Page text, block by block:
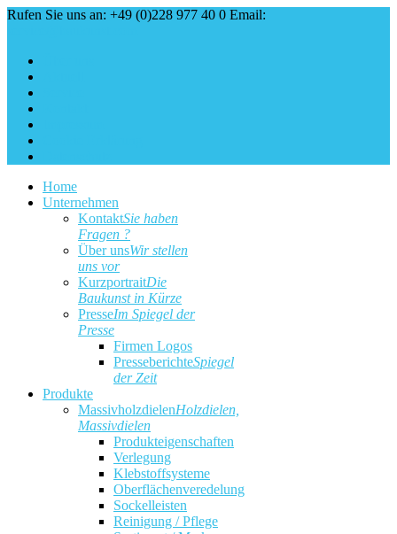
Rufen Sie uns an: +49 (0)228 977 40 0 Email:
Home
Unternehmen
KontaktSie haben
Fragen ?
Über unsWir stellen
uns vor
KurzportraitDie
Baukunst in Kürze
PresseIm Spiegel der
Presse
Firmen Logos
PresseberichteSpiegel
der Zeit
Produkte
MassivholzdielenHolzdielen,
Massivdielen
Produkteigenschaften
Verlegung
Klebstoffsysteme
Oberflächenveredelung
Sockelleisten
Reinigung / Pflege